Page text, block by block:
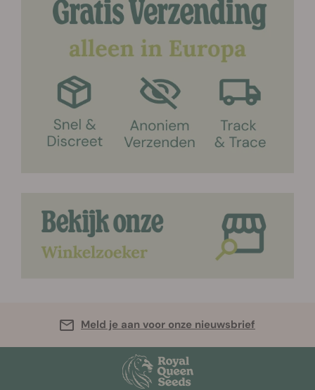
Meld je aan voor onze nieuwsbrief